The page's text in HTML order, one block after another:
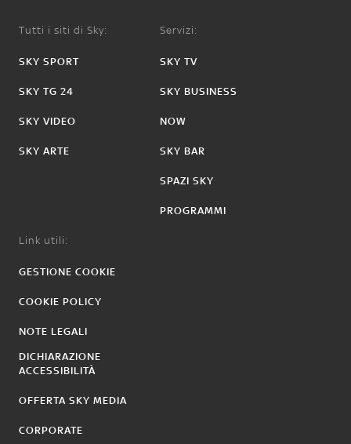
Tutti i siti di Sky:
SKY SPORT
SKY TG 24
SKY VIDEO
SKY ARTE
Servizi:
SKY TV
SKY BUSINESS
NOW
SKY BAR
SPAZI SKY
PROGRAMMI
Link utili:
GESTIONE COOKIE
COOKIE POLICY
NOTE LEGALI
DICHIARAZIONE
ACCESSIBILITÀ
OFFERTA SKY MEDIA
CORPORATE